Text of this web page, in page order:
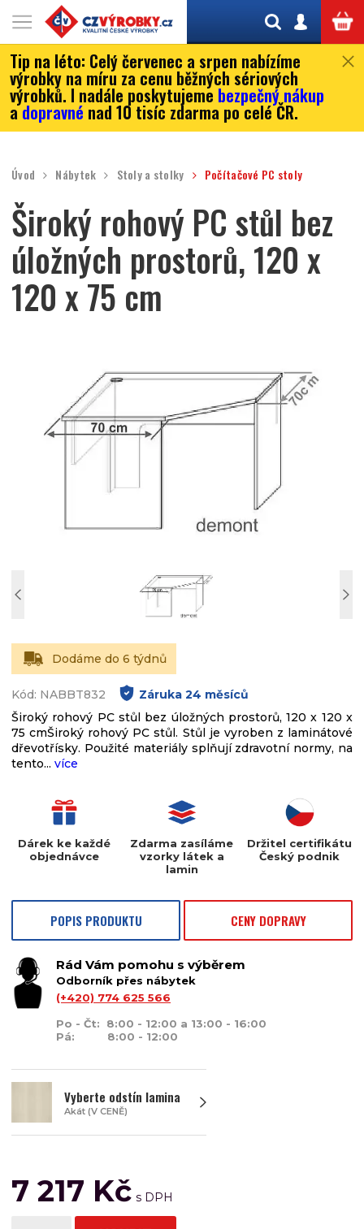
Tip na léto: Celý červenec a srpen nabízíme
výrobky na míru za cenu běžných sériových
výrobků. I nadále poskytujeme bezpečný nákup
adopravné nad 10 tisíc zdarma po celé ČR.
Úvod Nábytek Stoly a stolky Počítačové PC stoly
Široký rohový PC stůl bez
úložných prostorů, 120 x
120 x 75 cm
Dodáme do 6 týdnů
Kód: NABBT832 Záruka 24 měsíců
Široký rohový PC stůl bez úložných prostorů, 120 x 120 x
75 cmŠiroký rohový PC stůl. Stůl je vyroben z laminátové
dřevotřísky. Použité materiály splňují zdravotní normy, na
tento... více
Dárek ke každé
objednávce
Zdarma zasíláme
vzorky látek a
lamin
Držitel certifikátu
Český podnik
POPIS PRODUKTU CENY DOPRAVY
Rád Vám pomohu s výběrem
Odborník přes nábytek
(+420) 774 625 566
Po - Čt: 8:00 - 12:00 a 13:00 - 16:00
Pá: 8:00 - 12:00
Vyberte odstín lamina
Akát (V CENĚ)
7 217 Kč